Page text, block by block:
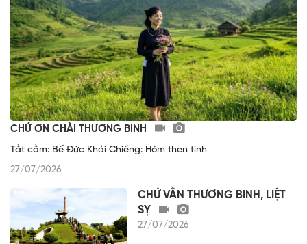
CHỨ ƠN CHÀI THƯƠNG BINH
Tẳt cằm: Bế Đức Khải Chiềng: Hỏm then tính
27/07/2026
CHỨ VẰN THƯƠNG BINH, LIỆT
SỴ
27/07/2026